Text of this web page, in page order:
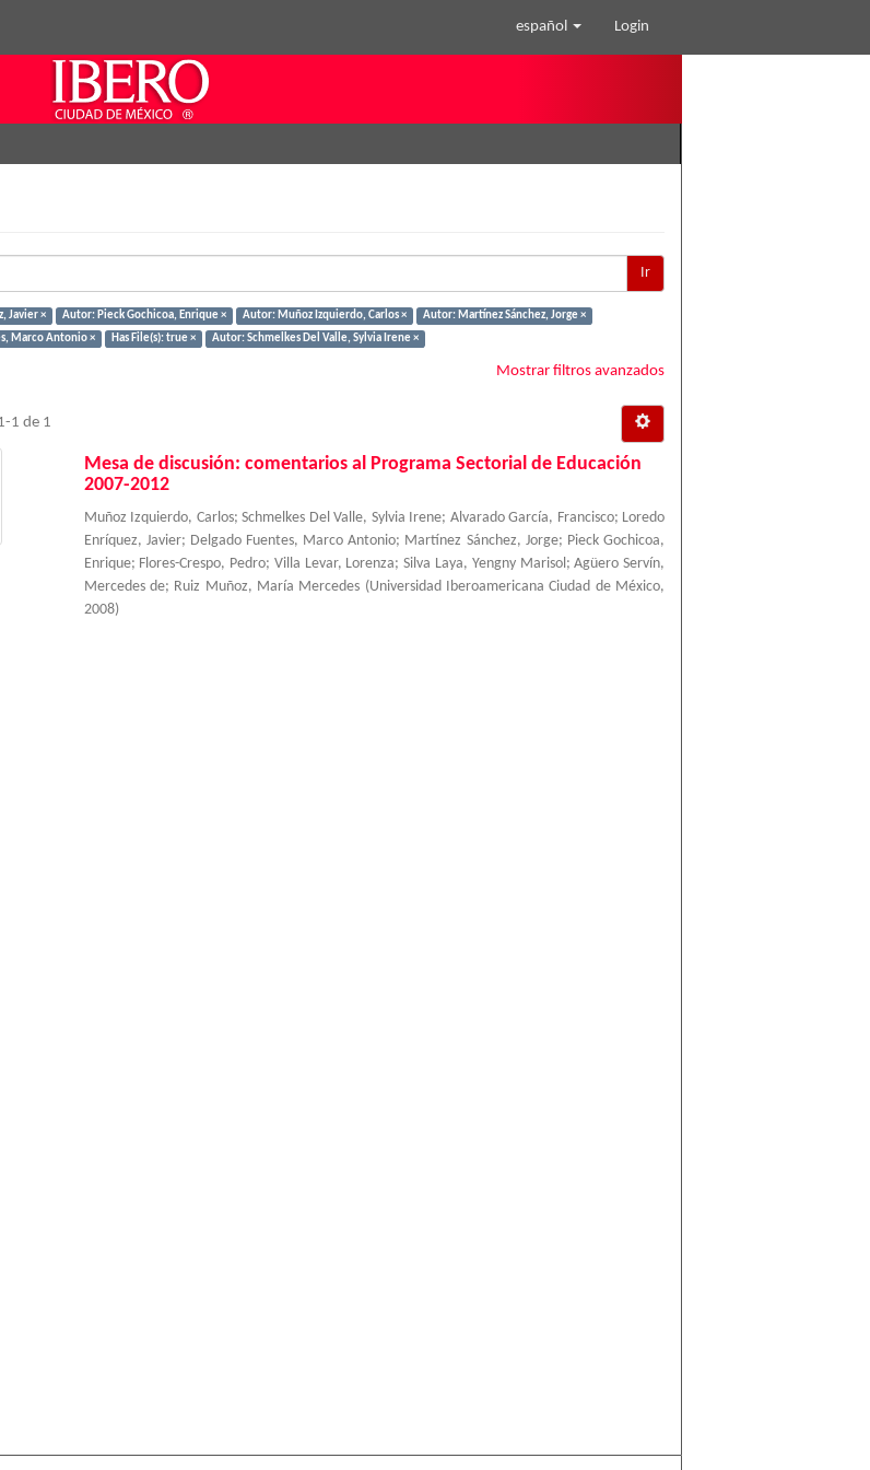
español Login
Ir
Javier × Autor: Pieck Gochicoa, Enrique × Autor: Muñoz Izquierdo, Carlos ×
Autor: Martínez Sánchez, Jorge ×
Marco Antonio ×
Has File(s): true × Autor: Schmelkes Del Valle, Sylvia Irene ×
Mostrar filtros avanzados
1 de 1
Mesa de discusión: comentarios al Programa Sectorial de Educación
2007-2012
Muñoz Izquierdo, Carlos;Schmelkes Del Valle, Sylvia Irene; Alvarado García, Francisco; Loredo
Enríquez, Javier; Delgado Fuentes, Marco Antonio; Martínez Sánchez, Jorge; Pieck Gochicoa,
Enrique; Flores-Crespo, Pedro; Villa Levar, Lorenza;Silva Laya, Yengny Marisol ;Agüero Servín,
Mercedes de; Ruiz Muñoz, María Mercedes (Universidad Iberoamericana Ciudad de México,
2008)